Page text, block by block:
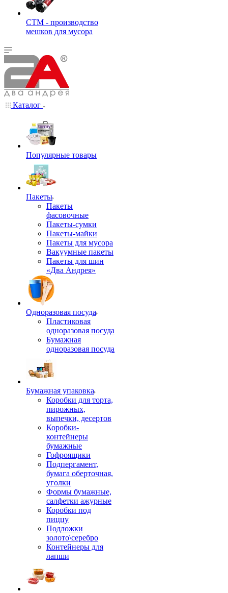
СТМ - производство
мешков для мусора
Каталог
Популярные товары
Пакеты
Пакеты
фасовочные
Пакеты-сумки
Пакеты-майки
Пакеты для мусора
Вакуумные пакеты
Пакеты для шин
«Два Андрея»
Одноразовая посуда
Пластиковая
одноразовая посуда
Бумажная
одноразовая посуда
Бумажная упаковка
Коробки для торта,
пирожных,
выпечки, десертов
Коробки-
контейнеры
бумажные
Гофроящики
Подпергамент,
бумага оберточная,
уголки
Формы бумажные,
салфетки ажурные
Коробки под
пиццу
Подложки
золото\серебро
Контейнеры для
лапши